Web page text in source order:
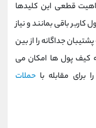
قطعی این کلیدها
باقی بمانند و نیاز
جداگانه را از بین
کیف ‌پول ‌ها امکان می
مقابله با حملات